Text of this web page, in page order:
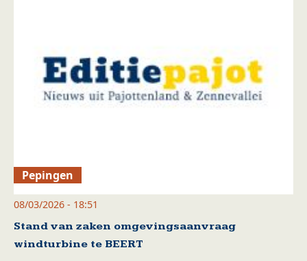
Pepingen
08/03/2026 - 18:51
Stand van zaken omgevingsaanvraag
windturbine te BEERT